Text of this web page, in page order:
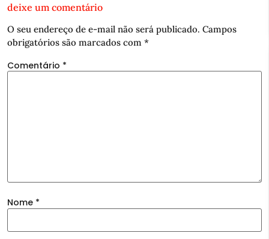
deixe um comentário
O seu endereço de e-mail não será publicado. Campos
obrigatórios são marcados com *
Comentário *
Nome *